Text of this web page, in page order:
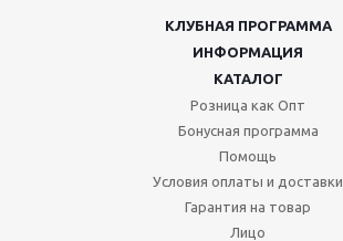
КЛУБНАЯ ПРОГРАММА
ИНФОРМАЦИЯ
КАТАЛОГ
Розница как Опт
Бонусная программа
Помощь
Условия оплаты и доставки
Гарантия на товар
Лицо